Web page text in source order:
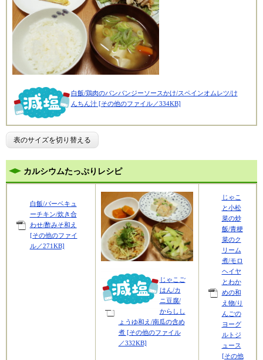
白飯/鶏肉のバンバンジーソースかけ/スペインオムレツ/け
んちん汁 [その他のファイル／334KB]
表のサイズを切り替える
カルシウムたっぷりレシピ
白飯/バーベキュ
ーチキン/炊き合
わせ/酢みそ和え
[その他のファイ
ル／271KB]
じゃこご
はん/カ
ニ豆腐/
からしし
ょうゆ和え/南瓜の含め
煮 [その他のファイル
／332KB]
じゃこ
と小松
菜の炒
飯/青梗
菜のク
リーム
煮/モロ
ヘイヤ
とわか
めの和
え物/り
んごの
ヨーグ
ルトジ
ュース
[その他